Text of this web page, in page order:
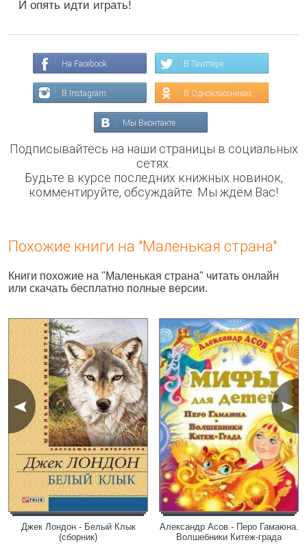
И опять идти играть!
На Facebook В Твиттере
В Instagram В Одноклассниках
Мы Вконтакте
Подписывайтесь на наши страницы в социальных
сетях.
Будьте в курсе последних книжных новинок,
комментируйте, обсуждайте. Мы ждём Вас!
Похожие книги на "Маленькая страна"
Книги похожие на "Маленькая страна" читать онлайн
или скачать бесплатно полные версии.
Джек Лондон - Белый Клык
(сборник)
Александр Асов - Перо Гамаюна.
Волшебники Китеж-града